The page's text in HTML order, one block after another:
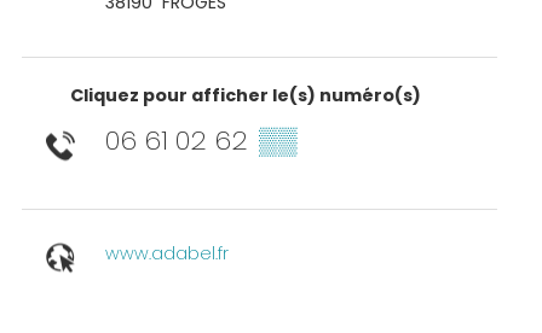
Cliquez pour afficher le(s) numéro(s)
06 61 02 62 ▒▒
www.adabel.fr